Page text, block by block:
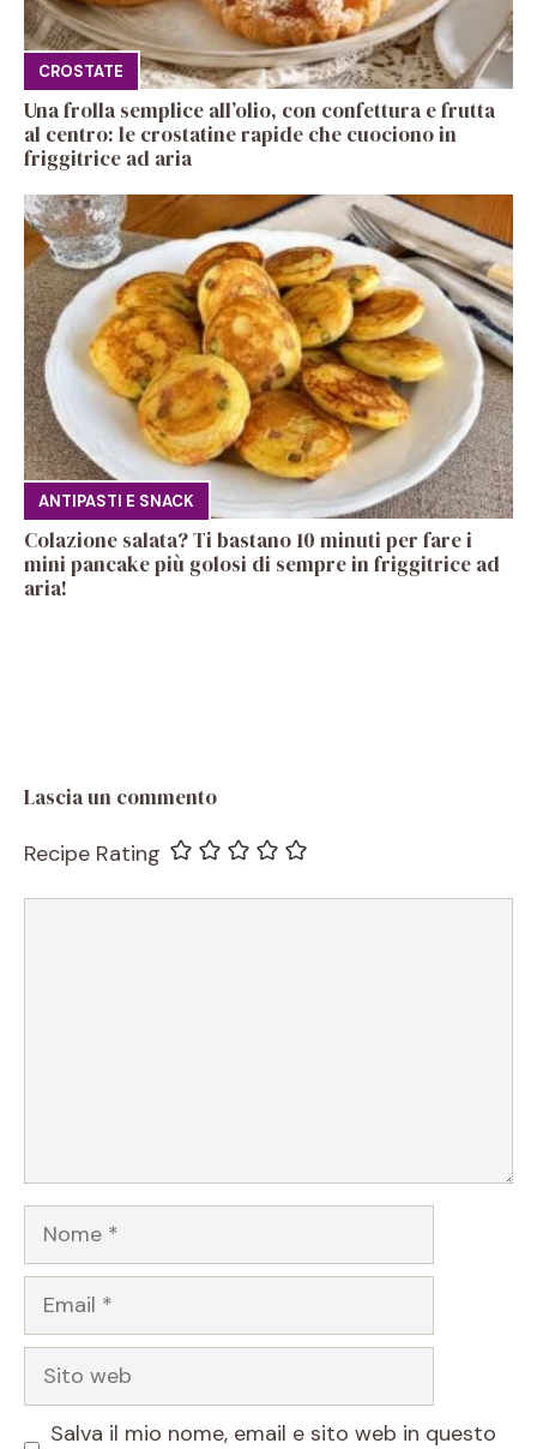
CROSTATE
Una frolla semplice all’olio, con confettura e frutta
al centro: le crostatine rapide che cuociono in
friggitrice ad aria
ANTIPASTI E SNACK
Colazione salata? Ti bastano 10 minuti per fare i
mini pancake più golosi di sempre in friggitrice ad
aria!
Lascia un commento
Recipe Rating
Nome
Email
Sito
Salva il mio nome, email e sito web in questo